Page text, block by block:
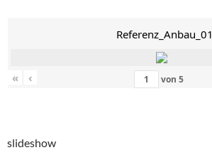
Referenz_Anbau_01
« ‹ von 5
slideshow